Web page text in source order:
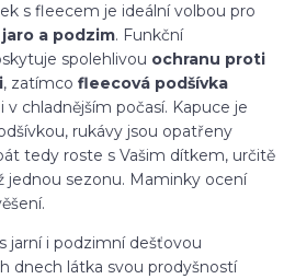
s fleecem je ideální volbou pro
a podzim. Funkční
spolehlivou ochranu proti
, zatímco fleecová podšívka
chladnějším počasí. Kapuce je
rukávy jsou opatřeny
tedy roste s Vašim dítkem, určitě
jednou sezonu. Maminky ocení
jarní i podzimní dešťovou
dnech látka svou prodyšností